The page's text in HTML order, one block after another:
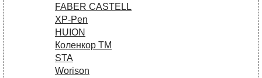
FABER CASTELL
XP-Pen
HUION
Коленкор ТМ
STA
Worison